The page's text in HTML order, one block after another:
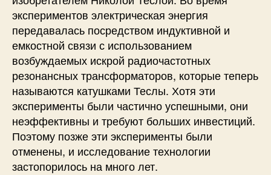
п
и
х
р
а
о
т
ы
экспериментов электрическая энергия
передавалась посредством индуктивной и
емкостной связи с использованием
возбуждаемых искрой радиочастотных
резонансных трансформаторов, которые теперь
называются катушками Теслы. Хотя эти
эксперименты были частично успешными, они
неэффективны и требуют больших инвестиций.
Поэтому позже эти эксперименты были
отменены, и исследование технологии
застопорилось на много лет.